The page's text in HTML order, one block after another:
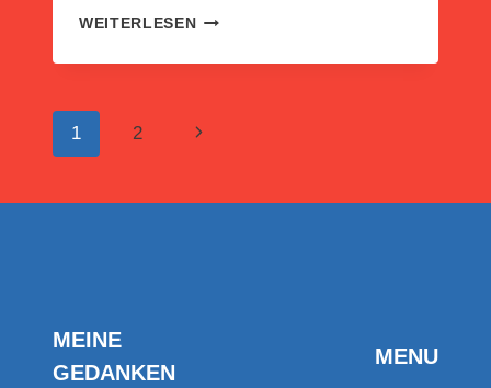
WEITERLESENEGOIST,
(IQ),
BEWUSSTSEIN.
AM
Seitennavigation
1 2
Nächste
MEINE
GEDANKEN
MENU